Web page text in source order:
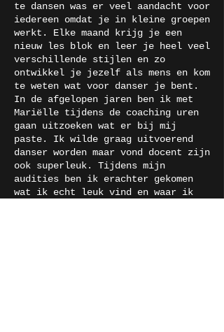
te dansen was er veel aandacht voor
iedereen omdat je in kleine groepen
werkt. Elke maand krijg je een
nieuw les blok en leer je heel veel
verschillende stijlen en zo
ontwikkel je jezelf als mens en kom
te weten wat voor danser je bent.
In de afgelopen jaren ben ik met
Mariëlle tijdens de coaching uren
gaan uitzoeken wat er bij mij
paste. Ik wilde graag uitvoerend
danser worden maar vond docent zijn
ook superleuk. Tijdens mijn
audities ben ik erachter gekomen
wat ik echt leuk vind en waar ik